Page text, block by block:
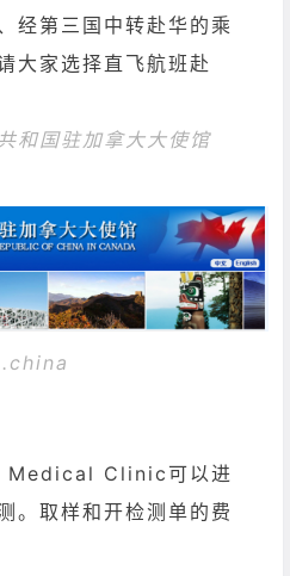
经第三国中转赴华的乘
大家选择直飞航班赴
和国驻加拿大大使馆
Clinic可以进
。取样和开检测单的费